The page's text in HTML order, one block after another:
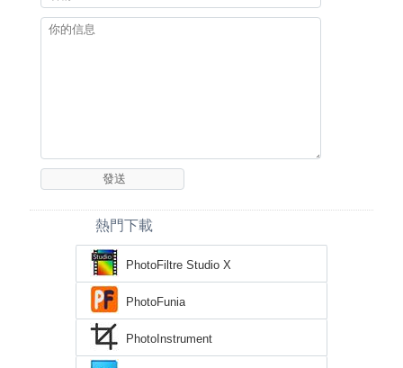
熱門下載
PhotoFiltre Studio X
PhotoFunia
PhotoInstrument